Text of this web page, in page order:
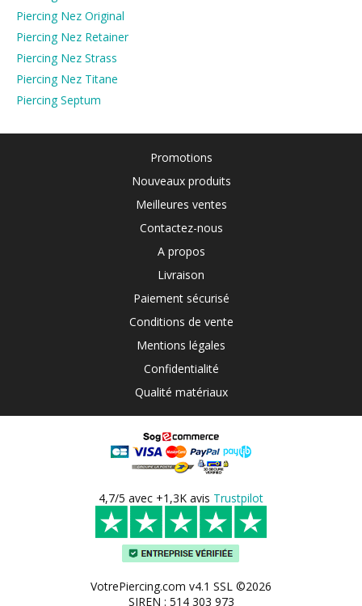
Piercing Nez Original
Piercing Nez Retainer
Piercing Nez Strass
Piercing Nez Titane
Piercing Septum
Promotions
Nouveaux produits
Meilleures ventes
Contactez-nous
A propos
Livraison
Paiement sécurisé
Conditions de vente
Mentions légales
Confidentialité
Qualité matériaux
4,7/5 avec +1,3K avis Trustpilot
VotrePiercing.com v4.1 SSL ©2026
SIREN : 514 303 973